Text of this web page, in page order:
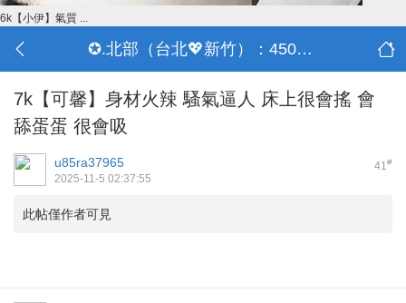
6k【小伊】氣質 ...
✪.北部（台北💖新竹）：4500-50000
7k【可馨】身材火辣 騷氣逼人 床上很會搖 會
舔蛋蛋 很會吸
41#
u85ra37965
2025-11-5 02:37:55
此帖僅作者可見